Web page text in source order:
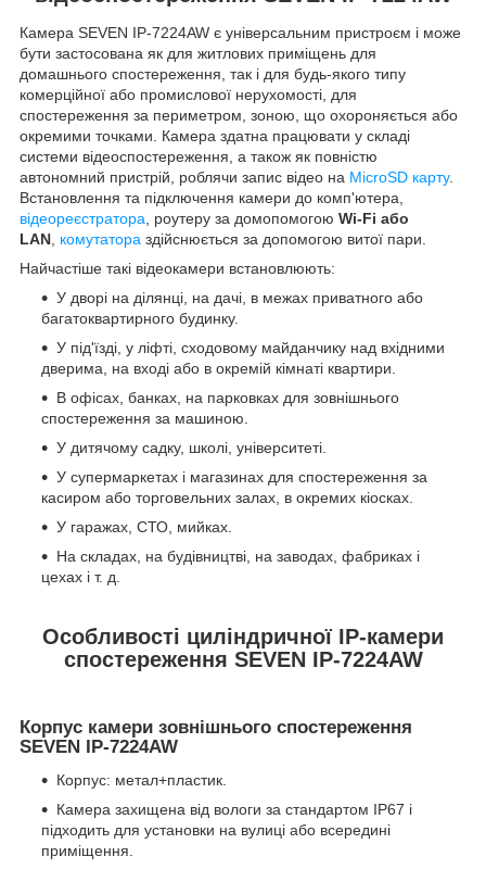
Камера SEVEN IP-7224AW є універсальним пристроєм і може
бути застосована як для житлових приміщень для
домашнього спостереження, так і для будь-якого типу
комерційної або промислової нерухомості, для
спостереження за периметром, зоною, що охороняється або
окремими точками. Камера здатна працювати у складі
системи відеоспостереження, а також як повністю
автономний пристрій, роблячи запис відео на MicroSD карту.
Встановлення та підключення камери до комп'ютера,
відеореєстратора, роутеру за домопомогою Wi-Fi або
LAN, комутатора здійснюється за допомогою витої пари.
Найчастіше такі відеокамери встановлюють:
У дворі на ділянці, на дачі, в межах приватного або
багатоквартирного будинку.
У під'їзді, у ліфті, сходовому майданчику над вхідними
дверима, на вході або в окремій кімнаті квартири.
В офісах, банках, на парковках для зовнішнього
спостереження за машиною.
У дитячому садку, школі, університеті.
У супермаркетах і магазинах для спостереження за
касиром або торговельних залах, в окремих кіосках.
У гаражах, СТО, мийках.
На складах, на будівництві, на заводах, фабриках і
цехах і т. д.
Особливості циліндричної IP-камери
спостереження SEVEN IP-7224AW
Корпус камери зовнішнього спостереження
SEVEN IP-7224AW
Корпус: метал+пластик.
Камера захищена від вологи за стандартом IP67 і
підходить для установки на вулиці або всередині
приміщення.